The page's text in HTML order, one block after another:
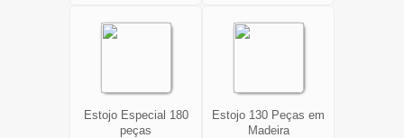
Estojo Especial 180
peças
Estojo 130 Peças em
Madeira